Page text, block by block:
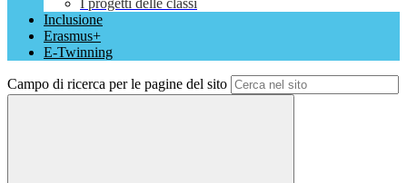
I progetti delle classi
Inclusione
Erasmus+
E-Twinning
Campo di ricerca per le pagine del sito